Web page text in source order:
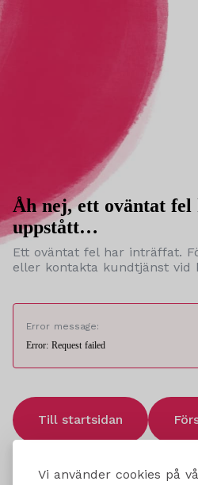
Vi använder cookies på
Åh nej, ett oväntat fel
uppstått…
Ett oväntat fel har inträffat.
eller kontakta kundtjänst vid
Error message:
Error: Request failed
Till startsidan